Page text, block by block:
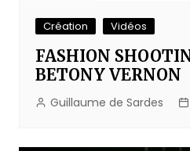
Création Vidéos
FASHION
BETONY VERNON
Guillaume de Sardes